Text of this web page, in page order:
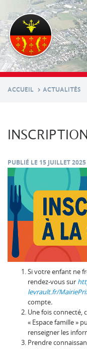
contenu
principal
ACCUEIL ACTUALITÉS
PUBLIÉ LE 15 JUILLET 2025
Si votre enfant ne
rendez-vous sur
levrault.fr/
compte.
Une fois connecté,
« Espace famille »
renseigner les
Prendre